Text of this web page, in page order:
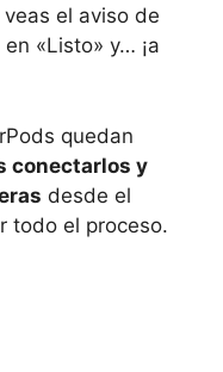
el aviso de
«Listo» y… ¡a
quedan
conectarlos y
desde el
todo el proceso.